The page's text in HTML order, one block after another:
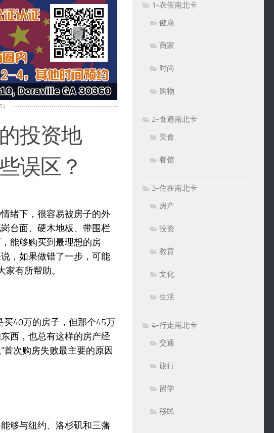
投资地
误区？
绪下，很容易被房子的外
台面、硬木地板、带围栏
能够购买到最理想的房
，如果做错了一步，可能
有所帮助。
买40万的房子，但那个45万
西，也总有这样的房产经
次购房失败最主要的原因
够与纽约、洛杉矶和三藩
1-衣依南北卡
健康
商家
时尚
购物
2-食遍南北卡
美食
餐馆
3-住在南北卡
房产
投资
教育
文化
生活
4-行走南北卡
交通
旅行
留学
移民